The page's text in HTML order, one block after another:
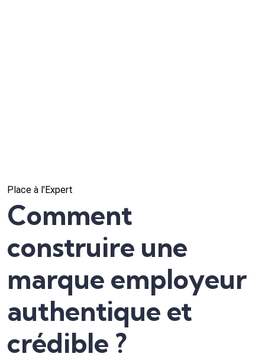
Place à l'Expert
Comment
construire une
marque employeur
authentique et
crédible ?